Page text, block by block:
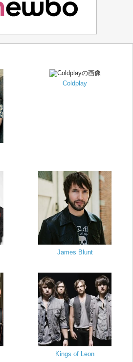
Coldplay
James Blunt
Kings of Leon